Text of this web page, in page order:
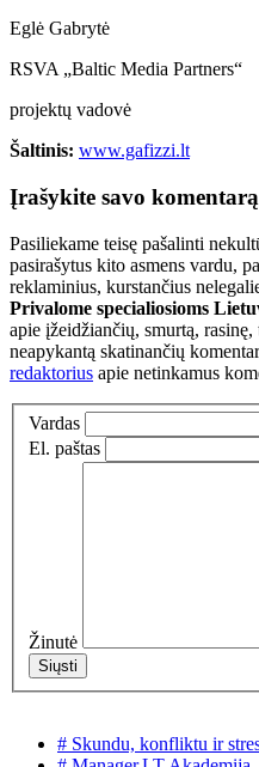
Eglė Gabrytė
RSVA „Baltic Media Partners“
projektų vadovė
Šaltinis: www.gafizzi.lt
Įrašykite savo
Pasiliekame teisę pašalinti
pasirašytus kito asmens vardu,
reklaminius, kurstančius
Privalome specialiosioms
apie įžeidžiančių, smurtą,
neapykantą skatinančių
redaktorius apie netinkamus
Vardas
El. paštas
Žinutė
# Skundu, konfliktu ir